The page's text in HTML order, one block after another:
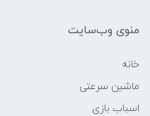
منوی وب‌سایت
خانه
ماشین سرعتی
اسباب بازی